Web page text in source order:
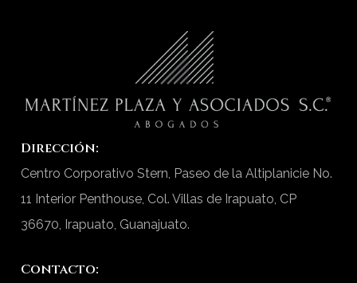
Dirección:
Centro Corporativo Stern, Paseo de la Altiplanicie No.
11 Interior Penthouse, Col. Villas de Irapuato, CP
36670, Irapuato, Guanajuato.
Contacto: